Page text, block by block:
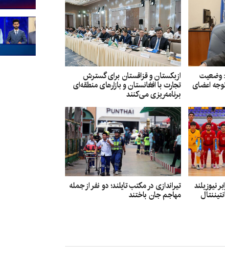
وضعیت
اعضای
ازبکستان و قزاقستان برای گسترش
تجارت با افغانستان و بازارهای منطقه‌ای
برنامه‌ریزی می‌کنند
نیوزیلند تیراندازی در مکتب تایلند؛ دو نفر از جمله
مهاجم جان باختند